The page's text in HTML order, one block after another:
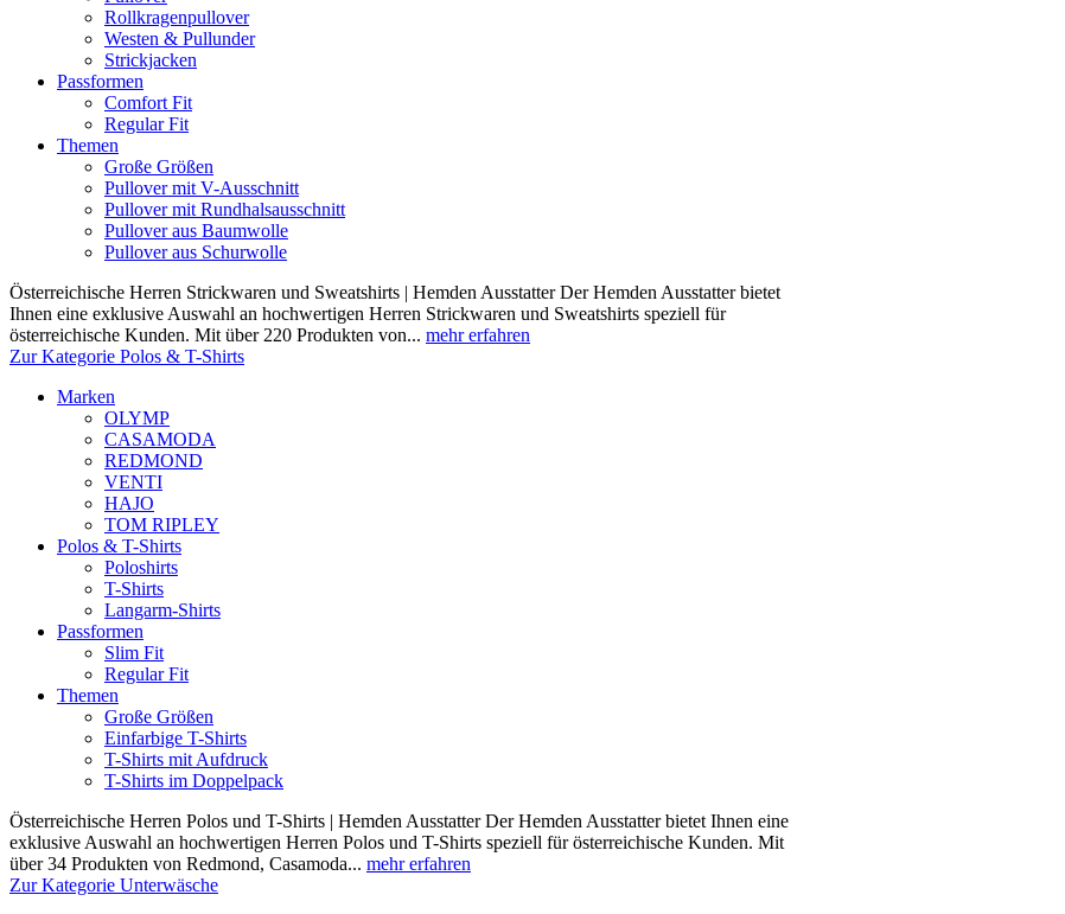
Rollkragenpullover
Westen & Pullunder
Strickjacken
Passformen
Comfort Fit
Regular Fit
Themen
Große Größen
Pullover mit V-Ausschnitt
Pullover mit Rundhalsausschnitt
Pullover aus Baumwolle
Pullover aus Schurwolle
Österreichische Herren Strickwaren und Sweatshirts | Hemden Ausstatter Der Hemden Ausstatter bietet
Ihnen eine exklusive Auswahl an hochwertigen Herren Strickwaren und Sweatshirts speziell für
österreichische Kunden. Mit über 220 Produkten von... mehr erfahren
Zur Kategorie Polos & T-Shirts
Marken
OLYMP
CASAMODA
REDMOND
VENTI
HAJO
TOM RIPLEY
Polos & T-Shirts
Poloshirts
T-Shirts
Langarm-Shirts
Passformen
Slim Fit
Regular Fit
Themen
Große Größen
Einfarbige T-Shirts
T-Shirts mit Aufdruck
T-Shirts im Doppelpack
Österreichische Herren Polos und T-Shirts | Hemden Ausstatter Der Hemden Ausstatter bietet Ihnen eine
exklusive Auswahl an hochwertigen Herren Polos und T-Shirts speziell für österreichische Kunden. Mit
über 34 Produkten von Redmond, Casamoda... mehr erfahren
Zur Kategorie Unterwäsche